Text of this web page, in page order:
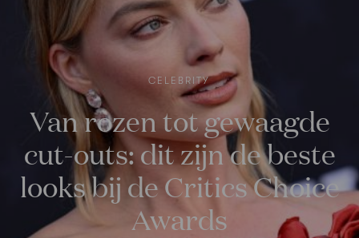
CELEBRITY
Van rozen tot gewaagde
cut-outs: dit zijn de beste
looks bij de Critics Choice
Awards